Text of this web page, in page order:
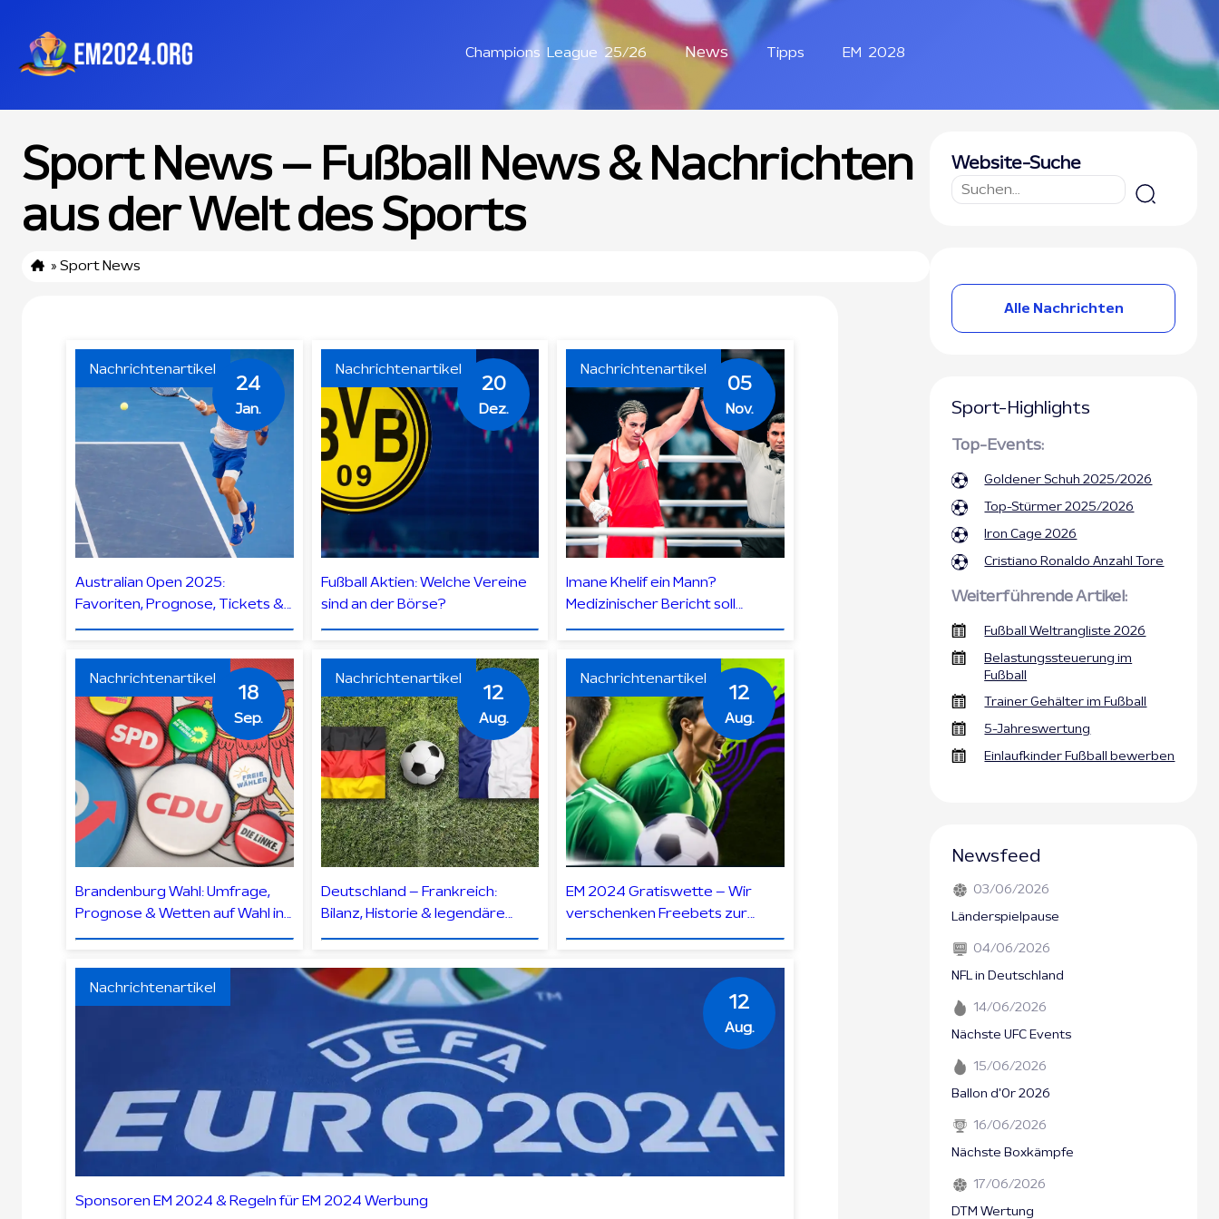
Champions League 25/26 News Tipps EM 2028
Sport News – Fußball News & Nachrichten
aus der Welt des Sports
» Sport News
24
Jan.
Nachrichtenartikel
Australian Open 2025:
Favoriten, Prognose, Tickets &
Australian Open Quoten
20
Dez.
Nachrichtenartikel
Fußball Aktien: Welche Vereine
sind an der Börse?
05
Nov.
Nachrichtenartikel
Imane Khelif ein Mann?
Medizinischer Bericht soll
Hinweis geben
18
Sep.
Nachrichtenartikel
Brandenburg Wahl: Umfrage,
Prognose & Wetten auf Wahl in
Brandenburg
12
Aug.
Nachrichtenartikel
Deutschland – Frankreich:
Bilanz, Historie & legendäre
Duelle
12
Aug.
Nachrichtenartikel
EM 2024 Gratiswette – Wir
verschenken Freebets zur
Europameisterschaft
12
Aug.
Nachrichtenartikel
Sponsoren EM 2024 & Regeln für EM 2024 Werbung
Website-Suche
Alle Nachrichten
Sport-Highlights
Top-Events:
Goldener Schuh 2025/2026
Top-Stürmer 2025/2026
Iron Cage 2026
Cristiano Ronaldo Anzahl Tore
Weiterführende Artikel:
Fußball Weltrangliste 2026
Belastungssteuerung im
Fußball
Trainer Gehälter im Fußball
5-Jahreswertung
Einlaufkinder Fußball bewerben
Newsfeed
03/06/2026
Länderspielpause
04/06/2026
NFL in Deutschland
14/06/2026
Nächste UFC Events
15/06/2026
Ballon d'Or 2026
16/06/2026
Nächste Boxkämpfe
17/06/2026
DTM Wertung